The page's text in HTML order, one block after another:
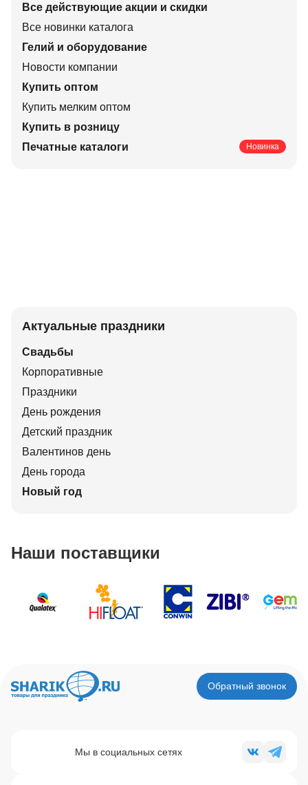
Все действующие акции и скидки
Все новинки каталога
Гелий и оборудование
Новости компании
Купить оптом
Купить мелким оптом
Купить в розницу
Печатные каталоги
Новинка
Актуальные праздники
Свадьбы
Корпоративные
Праздники
День рождения
Детский праздник
Валентинов день
День города
Новый год
Наши поставщики
Обратный звонок
Мы в социальных сетях